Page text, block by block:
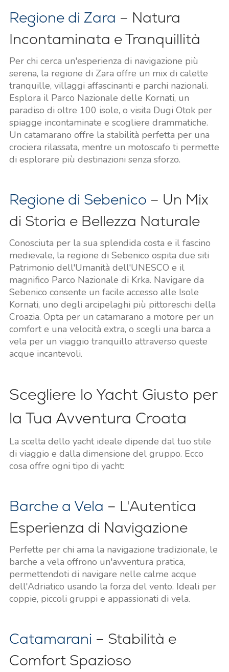
Regione di Zara – Natura
Incontaminata e Tranquillità
Per chi cerca un'esperienza di navigazione più
serena, la regione di Zara offre un mix di calette
tranquille, villaggi affascinanti e parchi nazionali.
Esplora il Parco Nazionale delle Kornati, un
paradiso di oltre 100 isole, o visita Dugi Otok per
spiagge incontaminate e scogliere drammatiche.
Un catamarano offre la stabilità perfetta per una
crociera rilassata, mentre un motoscafo ti permette
di esplorare più destinazioni senza sforzo.
Regione di Sebenico – Un Mix
di Storia e Bellezza Naturale
Conosciuta per la sua splendida costa e il fascino
medievale, la regione di Sebenico ospita due siti
Patrimonio dell'Umanità dell'UNESCO e il
magnifico Parco Nazionale di Krka. Navigare da
Sebenico consente un facile accesso alle Isole
Kornati, uno degli arcipelaghi più pittoreschi della
Croazia. Opta per un catamarano a motore per un
comfort e una velocità extra, o scegli una barca a
vela per un viaggio tranquillo attraverso queste
acque incantevoli.
Scegliere lo Yacht Giusto per
la Tua Avventura Croata
La scelta dello yacht ideale dipende dal tuo stile
di viaggio e dalla dimensione del gruppo. Ecco
cosa offre ogni tipo di yacht:
Barche a Vela – L'Autentica
Esperienza di Navigazione
Perfette per chi ama la navigazione tradizionale, le
barche a vela offrono un'avventura pratica,
permettendoti di navigare nelle calme acque
dell'Adriatico usando la forza del vento. Ideali per
coppie, piccoli gruppi e appassionati di vela.
Catamarani – Stabilità e
Comfort Spazioso